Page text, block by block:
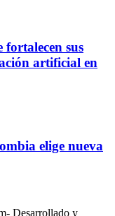
fortalecen sus
artificial en
elige nueva
Desarrollado y